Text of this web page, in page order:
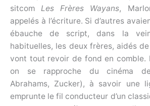
sitcom Les Frères Wayans,
appelés à l’écriture. Si d’autres
ébauche de script, dans la
habituelles, les deux frères, aidés
vont tout revoir de fond en comble.
on se rapproche du cinéma
Abrahams, Zucker), à savoir une
emprunte le fil conducteur d’un